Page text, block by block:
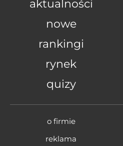
aktualności
nowe
rankingi
rynek
quizy
o firmie
reklama